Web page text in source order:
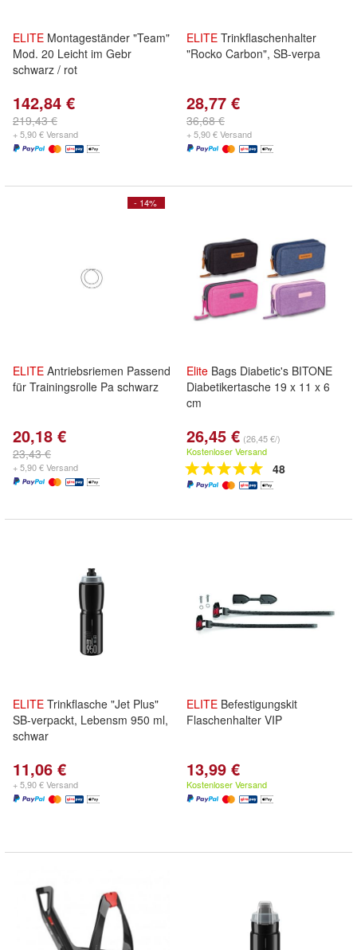
ELITE Montageständer "Team"
Mod. 20 Leicht im Gebr
schwarz / rot
142,84 €
219,43 €
+ 5,90 € Versand
ELITE Trinkflaschenhalter
"Rocko Carbon", SB-verpa
28,77 €
36,68 €
+ 5,90 € Versand
- 14%
ELITE Antriebsriemen Passend
für Trainingsrolle Pa schwarz
20,18 €
23,43 €
+ 5,90 € Versand
Elite Bags Diabetic's BITONE
Diabetikertasche 19 x 11 x 6
cm
26,45 € (26,45 €/)
Kostenloser Versand
48
ELITE Trinkflasche "Jet Plus"
SB-verpackt, Lebensm 950 ml,
schwar
11,06 €
+ 5,90 € Versand
ELITE Befestigungskit
Flaschenhalter VIP
13,99 €
Kostenloser Versand